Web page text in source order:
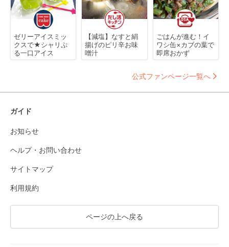
ゼリーアイスミッ
クスで★シャリぷ
る一口アイス
【減塩】なすと絹
揚げのピリ辛お味
噌汁
ごはんが進む！イ
ワシ缶×カブの葉で
即席おかず
公式ファンページ一覧へ
ガイド
お知らせ
ヘルプ・お問い合わせ
サイトマップ
利用規約
ページの上へ戻る